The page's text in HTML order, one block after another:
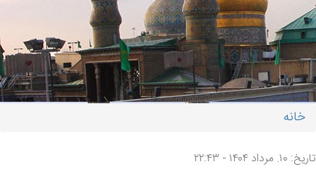
شما اینجا هستید
خانه
تاریخ: ۱۰. مرداد ۱۴۰۴ - ۲۲:۴۳